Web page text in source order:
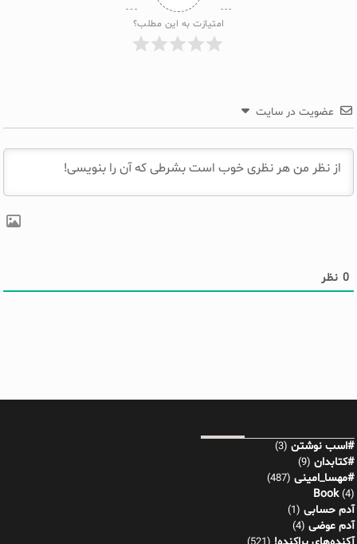
امتیازت به این مطلب؟
عضویت در سایت
0 نظر
#اسب نوشتن (3)
#کتابدان (9)
#مهسا_امینی (487)
Book(4)
آدم حسابی (1)
آدم عوضی (4)